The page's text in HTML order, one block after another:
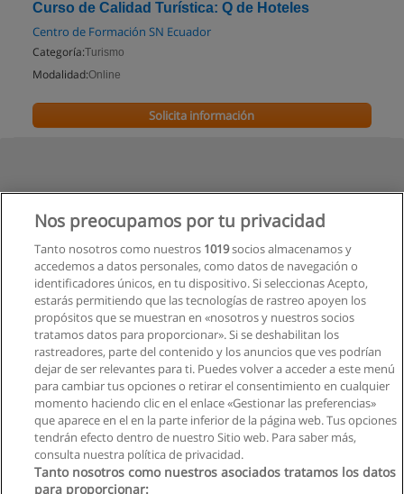
Curso de Calidad Turística: Q de Hoteles
Centro de Formación SN Ecuador
Categoría:Turismo
Modalidad:Online
Solicita información
Nos preocupamos por tu privacidad
Tanto nosotros como nuestros 1019socios almacenamos y
accedemos a datos personales, como datos de navegación o
identificadores únicos, en tu dispositivo. Si seleccionas Acepto,
estarás permitiendo que las tecnologías de rastreo apoyen los
propósitos que se muestran en «nosotros y nuestros socios
tratamos datos para proporcionar». Si se deshabilitan los
rastreadores, parte del contenido y los anuncios que ves podrían
dejar de ser relevantes para ti. Puedes volver a acceder a este menú
para cambiar tus opciones o retirar el consentimiento en cualquier
momento haciendo clic en el enlace «Gestionar las preferencias»
que aparece en el en la parte inferior de la página web. Tus opciones
tendrán efecto dentro de nuestro Sitio web. Para saber más,
consulta nuestra política de privacidad.
Tanto nosotros como nuestros asociados tratamos los datos
para proporcionar: